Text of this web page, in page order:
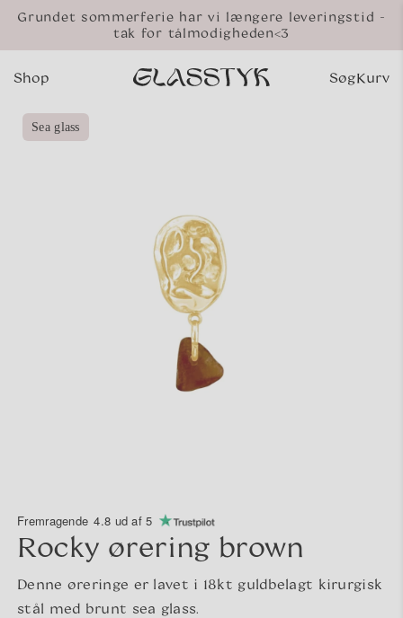
Gå til
Grundet sommerferie har vi længere leveringstid -
tak for tålmodigheden<3
Shop SøgKurv
Sea glass
Fremragende 4.8 ud af 5
Rocky ørering brown
Denne øreringe er lavet i 18kt guldbelagt kirurgisk
stål med brunt sea glass.